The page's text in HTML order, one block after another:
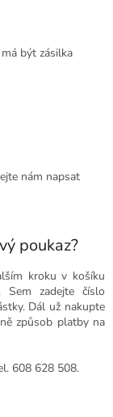
být zásilka
nám napsat
poukaz?
kroku v košíku
Sem zadejte číslo
Dál už nakupte
způsob platby na
608 628 508.